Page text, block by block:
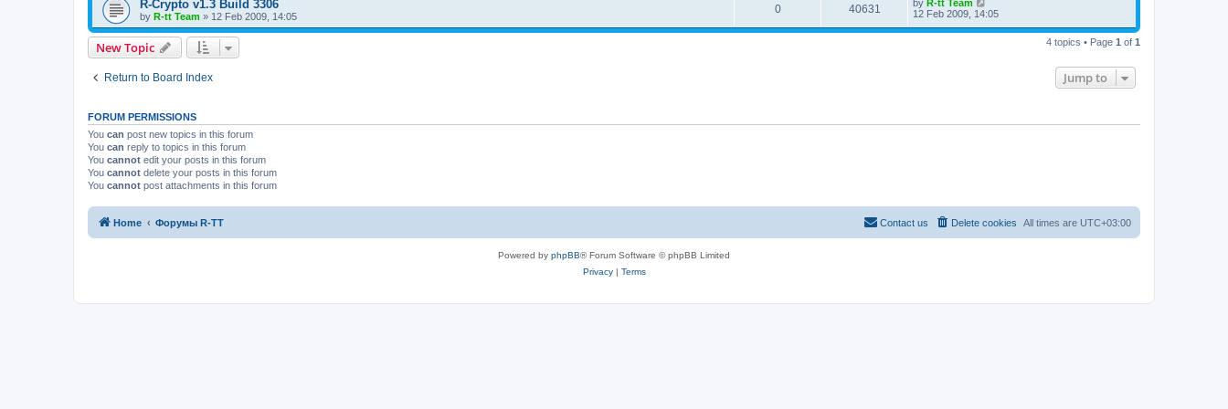
e
l
i
s
tp
o
s
R-Crypto v1.3 Build 3306
by R-tt Team » 12 Feb 2009, 14:05
0R
e
e
40631
i
a
t
by R-tt Team
12 Feb 2009, 14:05
New Topic 4 topics • Page 1 of 1
Return to Board Index Jump to
FORUM PERMISSIONS
You can post new topics in this forum
You can reply to topics in this forum
You cannot edit your posts in this forum
You cannot delete your posts in this forum
You cannot post attachments in this forum
Home Форумы R-TT All times are UTC+03:00
Delete cookies
Contact us
Powered by phpBB® Forum Software © phpBB Limited
Privacy| Terms